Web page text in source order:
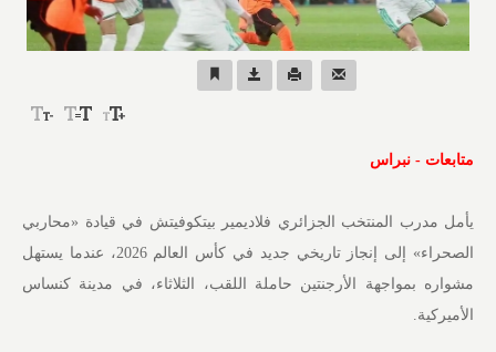
متابعات - نبراس
يأمل مدرب المنتخب الجزائري فلاديمير بيتكوفيتش في قيادة «محاربي
الصحراء» إلى إنجاز تاريخي جديد في كأس العالم 2026، عندما يستهل
مشواره بمواجهة الأرجنتين حاملة اللقب، الثلاثاء، في مدينة كنساس
الأميركية.